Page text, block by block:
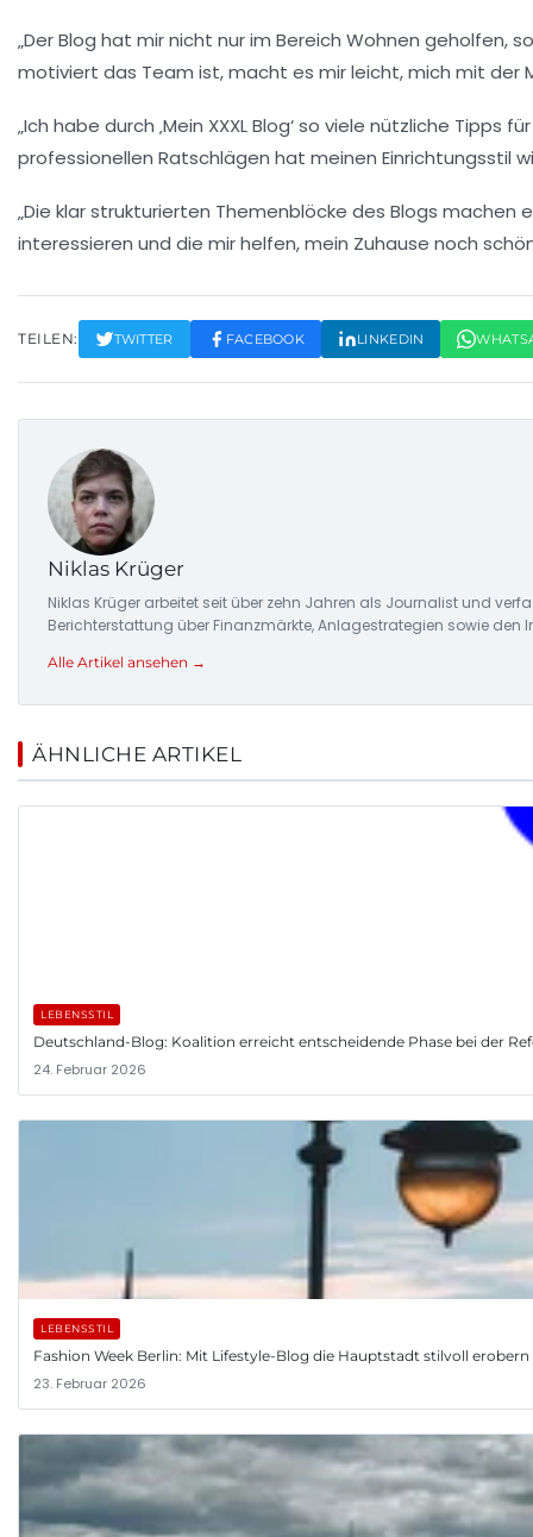
„Der Blog hat mir nicht nur im Bereich Wohnen geholfen,
motiviert das Team ist, macht es mir leicht, mich mit der
„Ich habe durch ‚Mein XXXL Blog‘ so viele nützliche Tipps
professionellen Ratschlägen hat meinen Einrichtungsstil
„Die klar strukturierten Themenblöcke des Blogs machen
interessieren und die mir helfen, mein Zuhause noch
TEILEN: TWITTER FACEBOOK LINKEDIN
Niklas Krüger
Niklas Krüger arbeitet seit über zehn Jahren als Journalist und
Berichterstattung über Finanzmärkte, Anlagestrategien sowie
Alle Artikel ansehen →
ÄHNLICHE ARTIKEL
LEBENSSTIL
Deutschland-Blog: Koalition erreicht entscheidende Phase bei der
24. Februar 2026
LEBENSSTIL
Fashion Week Berlin: Mit Lifestyle-Blog die Hauptstadt stilvoll erobern
23. Februar 2026